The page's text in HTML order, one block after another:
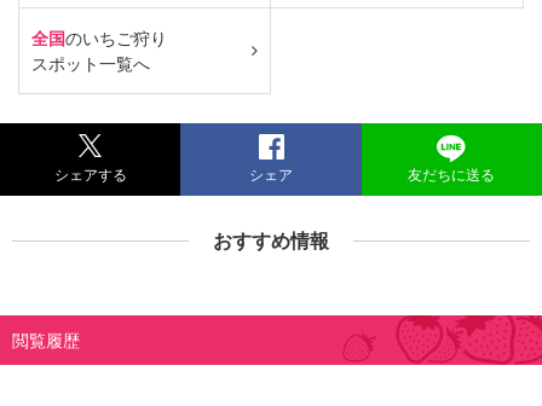
全国のいちご狩り
スポット一覧へ
シェアする シェア 友だちに送る
おすすめ情報
閲覧履歴